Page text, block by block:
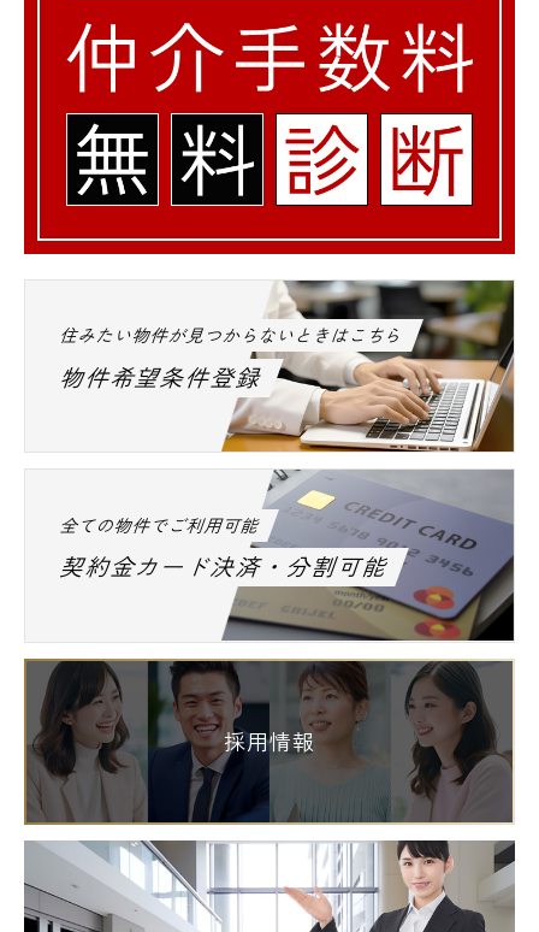
住みたい物件が見つからないときはこちら
物件希望条件登録
全ての物件でご利用可能
契約金カード決済・分割可能
採用情報